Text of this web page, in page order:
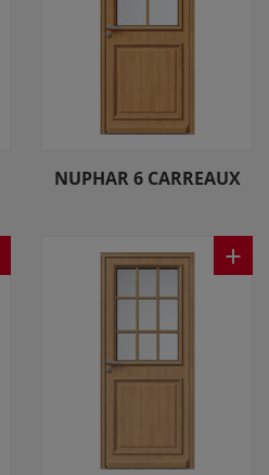
NUPHAR 6 CARREAUX
+